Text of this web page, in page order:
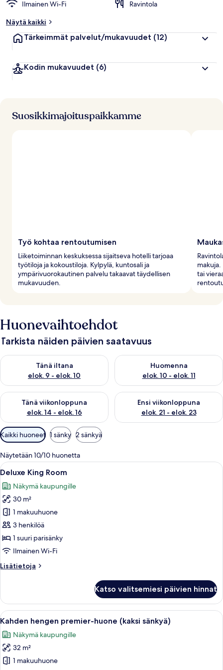
Ilmainen Wi-Fi
Ravintola
Näytä kaikki
Tärkeimmät palvelut/mukavuudet (12)
Kodin mukavuudet (6)
Suosikkimajoituspaikkamme
Työ kohtaa rentoutumisen
Liiketoiminnan keskuksessa sijaitseva hotelli tarjoaa
työtiloja ja kokoustiloja. Kylpylä, kuntosali ja
ympärivuorokautinen palvelu takaavat täydellisen
mukavuuden.
tai
Huonevaihtoehdot
Tarkista näiden päivien saatavuus
Tänä iltana
elok. 9 - elok. 10
Tarkista tämän illan saatavuus elok. 9 - elok. 10
Huomenna
elok. 10 - elok. 11
Tarkista huomisen saatavuus
Tänä viikonloppuna
elok. 14 - elok. 16
Tarkista tämän viikonlopun saatavuus elok. 14 - elok. 16
Ensi viikonloppuna
elok. 21 - elok. 23
Tarkista ensi viikonlopun
Huoneille
saatavilla
olevia
suodattimia
Kaikki huoneet 1 sänky 2 sänkyä
Näytetään 10/10 huonetta
Avaa
kaikki
huonetyypin
Deluxe
King
Room
kuvat
Moderni hotellihuone, jossa on
4
Deluxe King Room
Näkymä kaupungille
30 m²
1 makuuhuone
3 henkilöä
1 suuri parisänky
Ilmainen Wi-Fi
Lisätietoja
Lisätietoja
Room
Katso valitsemiesi päivien hinnat
Avaa
kaikki
huonetyypin
Kahden
hengen
Hotellihuone, jossa on kaksi
15
Kahden hengen premier-huone (kaksi sänkyä)
Näkymä kaupungille
32 m²
1 makuuhuone